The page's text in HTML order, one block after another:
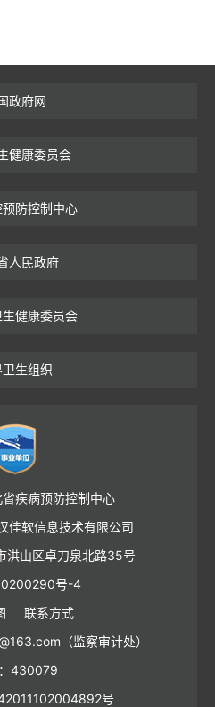
政府网
健康委员会
防控制中心
人民政府
健康委员会
生组织
疾病预防控制中心
佳软信息技术有限公司
洪山区卓刀泉北路35号
号-4
联系方式
（监察审计处）
430079
号